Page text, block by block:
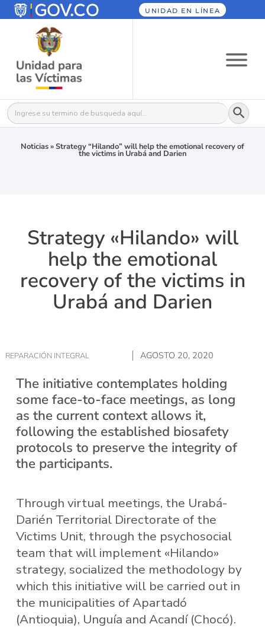
UNIDAD EN LÍNEA
Buscar: Botón
Noticias»Strategy “Hilando” will help the emotional recovery of
the victims in Urabá and Darien
Strategy «Hilando» will
help the emotional
recovery of the victims in
Urabá and Darien
REPARACIÓN INTEGRAL AGOSTO 20, 2020
The initiative contemplates holding
some face-to-face meetings, as long
as the current context allows it,
following the established biosafety
protocols to preserve the integrity of
the participants.
Through virtual meetings, the Urabá-
Darién Territorial Directorate of the
Victims Unit, through the psychosocial
team that will implement «Hilando»
strategy, socialized the methodology by
which this initiative will be carried out in
the municipalities of Apartadó
(Antioquia), Unguía and Acandí (Chocó).